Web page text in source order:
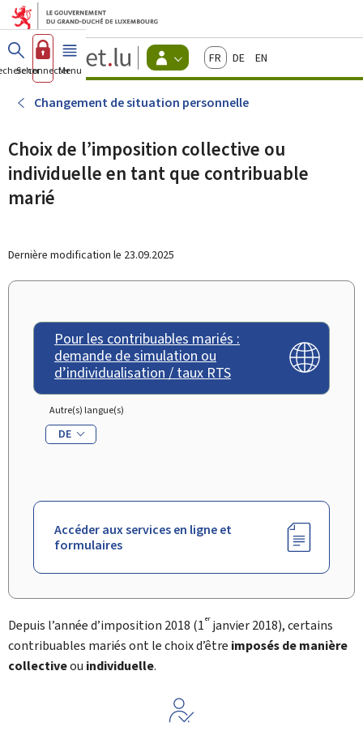
Aller au menu principal
Aller au contenu
Guichet.lu
Changer
d'espace
Menu
actif
FrançaisDeutschEnglish
Se connecterMenu principal
Changement de situation personnelle
Choix de l’imposition collective ou
individuelle en tant que contribuable
marié
Dernière modification le 23.09.2025
Pour les contribuables mariés :
demande de simulation ou
d’individualisation / taux RTS
Autre(s) langue(s)
DE
Accéder aux services en ligne et
formulaires
Depuis l’année d’imposition 2018 (1er janvier 2018), certains
contribuables mariés ont le choix d’être imposés de manière
collectiveou individuelle.